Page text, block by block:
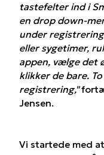
tastefelter ind i
en drop down-
under
eller sygetimer,
appen, vælge det
klikker de bare.
registrering,"
Jensen.
Vi startede med